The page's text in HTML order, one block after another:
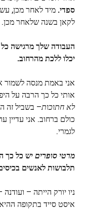
ספדי. מיד לאחר מכן,
לקאן בשנה שלאחר מכן.
העבודה שלך מרגישה
יכלו ללכת מהרחוב.
אני באמת מנסה לשמור
אותי כל כך הרבה על
לא חתוכות
כולם ברחוב. אני
לגמרי.
מרטי סופריםיש כל כך
תלבושות לאנשים
ניו יורק הייתה –
איסט סייד בתקופה